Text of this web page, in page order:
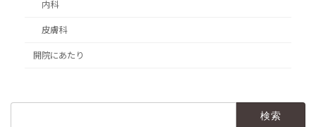
内科
皮膚科
開院にあたり